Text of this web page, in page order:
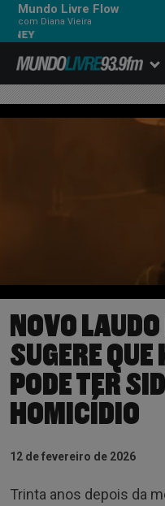
Mundo Livre Flow
com Diana Vieira
NOVO
SUGERE
PODE TER
HOMICÍDIO
12 de fevereiro de 2026
Trinta anos depois da